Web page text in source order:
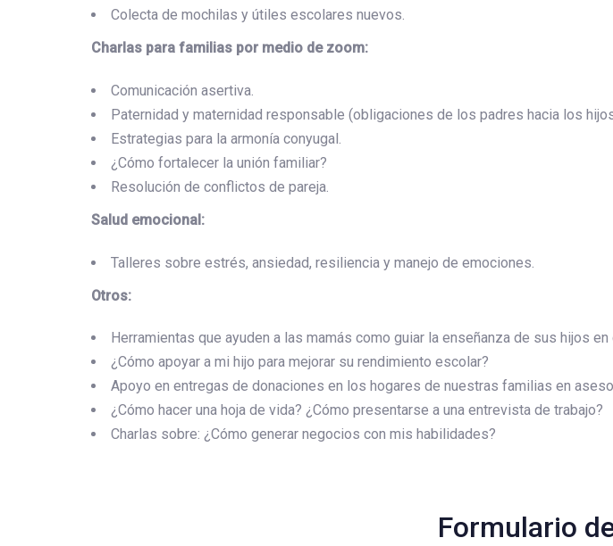
Colecta de mochilas y útiles escolares nuevos.
Charlas para familias por medio de zoom:
Comunicación asertiva.
Paternidad y maternidad responsable (obligaciones de los padres hacia los
Estrategias para la armonía conyugal.
¿Cómo fortalecer la unión familiar?
Resolución de conflictos de pareja.
Salud emocional:
Talleres sobre estrés, ansiedad, resiliencia y manejo de emociones.
Otros:
Herramientas que ayuden a las mamás como guiar la enseñanza de sus hijos
¿Cómo apoyar a mi hijo para mejorar su rendimiento escolar?
Apoyo en entregas de donaciones en los hogares de nuestras familias en
¿Cómo hacer una hoja de vida? ¿Cómo presentarse a una entrevista de trabajo?
Charlas sobre: ¿Cómo generar negocios con mis habilidades?
Formulario